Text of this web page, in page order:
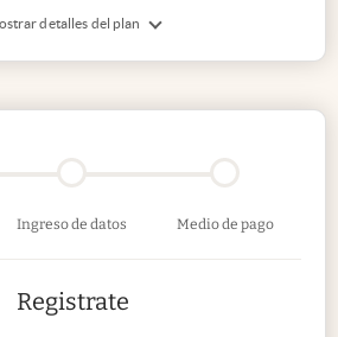
detalles del plan
Ingreso de datos Medio de pago
Registrate